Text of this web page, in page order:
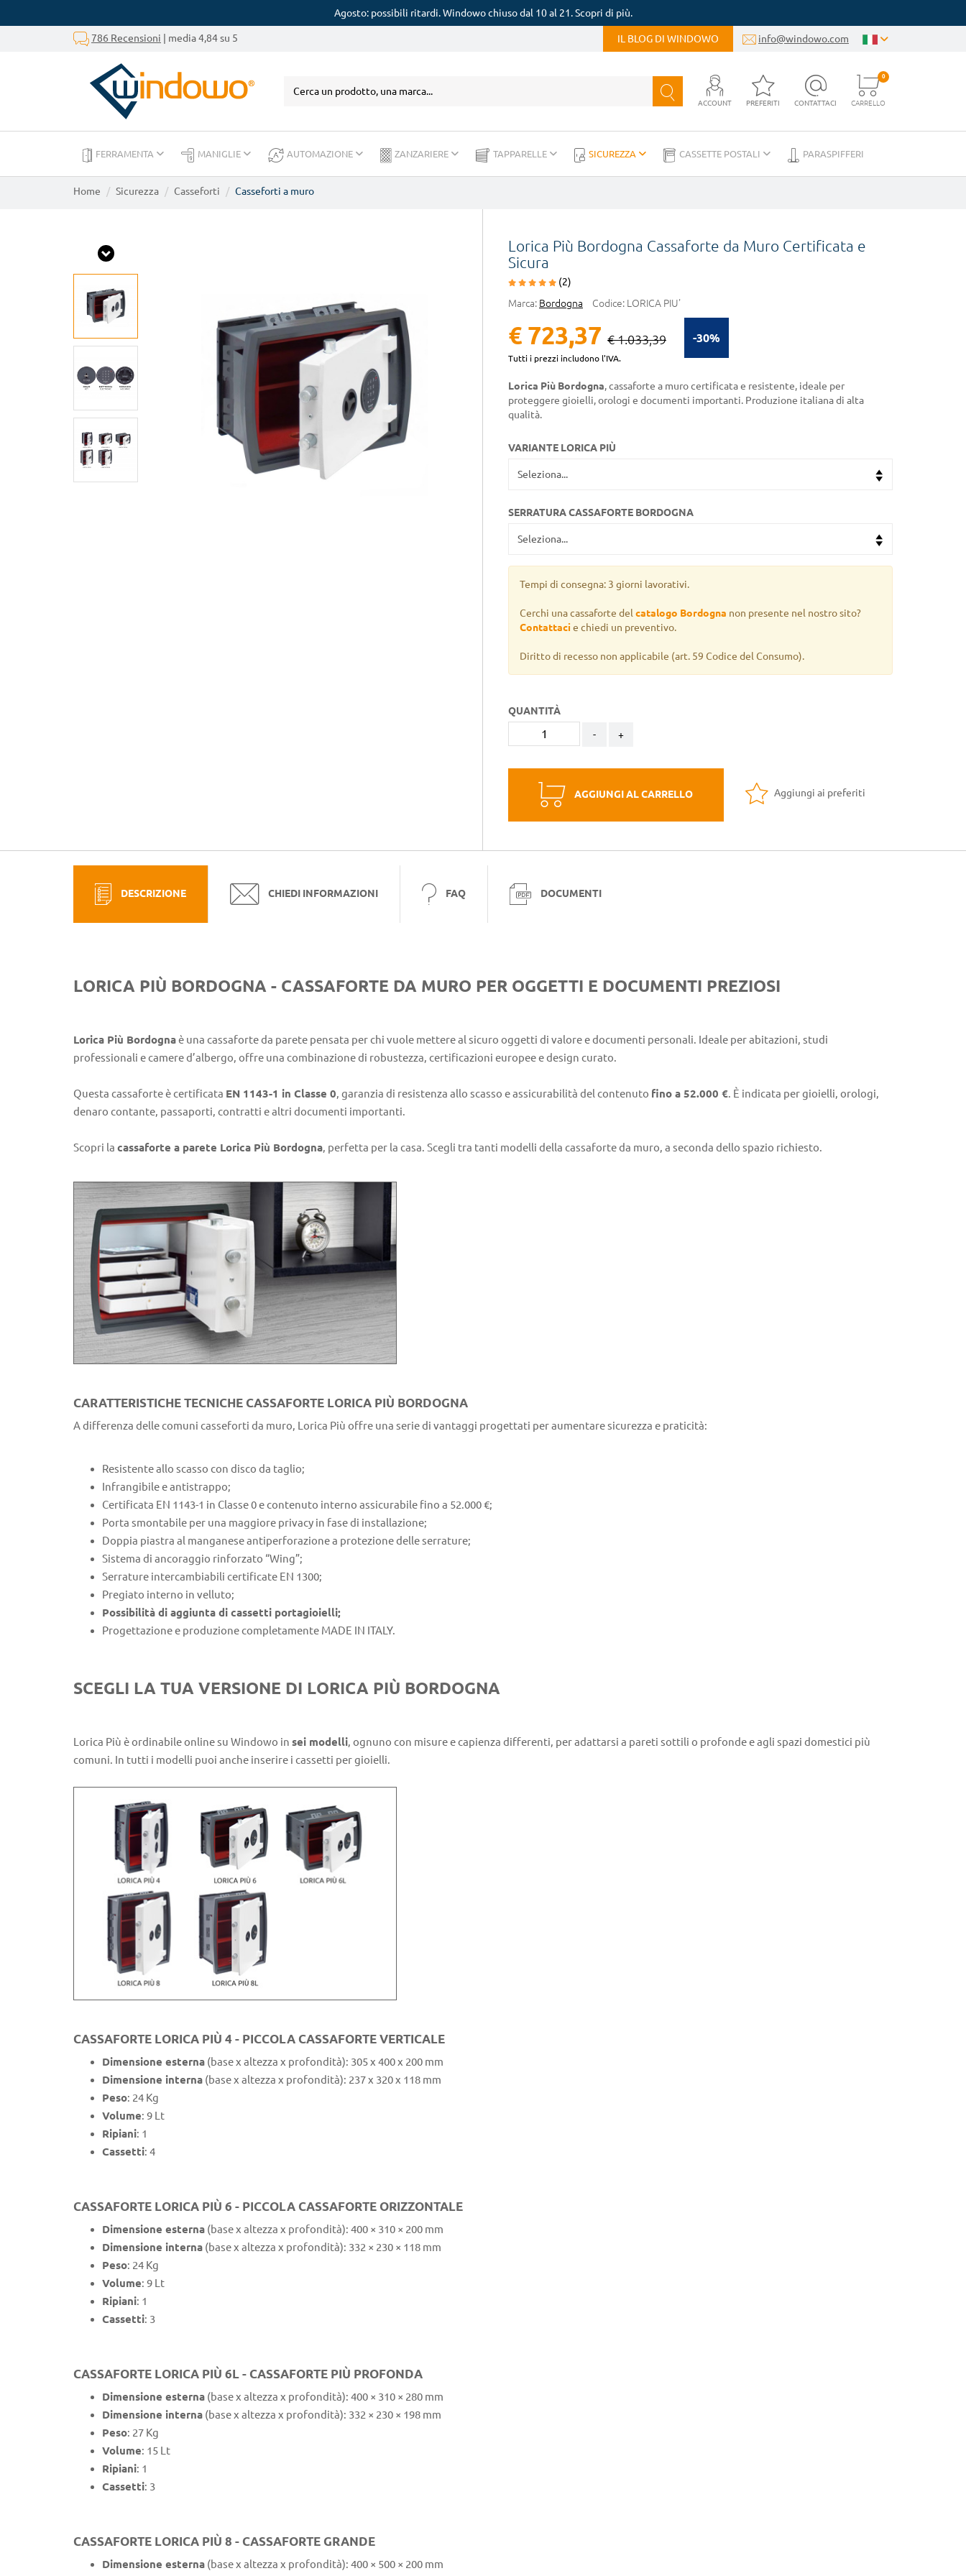
Agosto: possibili ritardi. Windowo chiuso dal 10 al 21. Scopri di più.
786 Recensioni | media 4,84 su 5 IL BLOG DI WINDOWO info@windowo.com
ACCOUNT PREFERITI CONTATTACI CARRELLO
0
FERRAMENTA MANIGLIE AUTOMAZIONE ZANZARIERE TAPPARELLE SICUREZZA CASSETTE POSTALI PARASPIFFERI
Home Sicurezza Casseforti Casseforti a muro
Lorica Più Bordogna Cassaforte da Muro Certificata e
Sicura
(2)
Marca: Bordogna Codice: LORICA PIU'
-30%
€ 723,37 € 1.033,39
Tutti i prezzi includono l'IVA.
Lorica Più Bordogna, cassaforte a muro certificata e resistente, ideale per
proteggere gioielli, orologi e documenti importanti. Produzione italiana di alta
qualità.
VARIANTE LORICA PIÙ
SERRATURA CASSAFORTE BORDOGNA
Tempi di consegna: 3 giorni lavorativi.
Cerchi una cassaforte del catalogo Bordogna non presente nel nostro sito?
Contattacie chiedi un preventivo.
Diritto di recesso non applicabile (art. 59 Codice del Consumo).
QUANTITÀ
- +
AGGIUNGI AL CARRELLO Aggiungi ai preferiti
DESCRIZIONE CHIEDI INFORMAZIONI FAQ DOCUMENTI
LORICA PIÙ BORDOGNA - CASSAFORTE DA MURO PER OGGETTI E DOCUMENTI PREZIOSI
Lorica Più Bordognaè una cassaforte da parete pensata per chi vuole mettere al sicuro oggetti di valore e documenti personali. Ideale per abitazioni, studi
professionali e camere d’albergo, offre una combinazione di robustezza, certificazioni europee e design curato.
Questa cassaforte è certificata EN 1143-1 in Classe 0, garanzia di resistenza allo scasso e assicurabilità del contenuto fino a 52.000 €. È indicata per gioielli, orologi,
denaro contante, passaporti, contratti e altri documenti importanti.
Scopri la cassaforte a parete Lorica Più Bordogna, perfetta per la casa. Scegli tra tanti modelli della cassaforte da muro, a seconda dello spazio richiesto.
CARATTERISTICHE TECNICHE CASSAFORTE LORICA PIÙ BORDOGNA
A differenza delle comuni casseforti da muro, Lorica Più offre una serie di vantaggi progettati per aumentare sicurezza e praticità:
Resistente allo scasso con disco da taglio;
Infrangibile e antistrappo;
Certificata EN 1143-1 in Classe 0 e contenuto interno assicurabile fino a 52.000 €;
Porta smontabile per una maggiore privacy in fase di installazione;
Doppia piastra al manganese antiperforazione a protezione delle serrature;
Sistema di ancoraggio rinforzato “Wing”;
Serrature intercambiabili certificate EN 1300;
Pregiato interno in velluto;
Possibilità di aggiunta di cassetti portagioielli;
Progettazione e produzione completamente MADE IN ITALY.
SCEGLI LA TUA VERSIONE DI LORICA PIÙ BORDOGNA
Lorica Più è ordinabile online su Windowo in sei modelli, ognuno con misure e capienza differenti, per adattarsi a pareti sottili o profonde e agli spazi domestici più
comuni. In tutti i modelli puoi anche inserire i cassetti per gioielli.
CASSAFORTE LORICA PIÙ 4 - PICCOLA CASSAFORTE VERTICALE
Dimensione esterna (base x altezza x profondità): 305 x 400 x 200 mm
Dimensione interna (base x altezza x profondità): 237 x 320 x 118 mm
Peso: 24 Kg
Volume: 9 Lt
Ripiani: 1
Cassetti: 4
CASSAFORTE LORICA PIÙ 6 - PICCOLA CASSAFORTE ORIZZONTALE
Dimensione esterna (base x altezza x profondità): 400 × 310 × 200 mm
Dimensione interna (base x altezza x profondità): 332 × 230 × 118 mm
Peso: 24 Kg
Volume: 9 Lt
Ripiani: 1
Cassetti: 3
CASSAFORTE LORICA PIÙ 6L - CASSAFORTE PIÙ PROFONDA
Dimensione esterna (base x altezza x profondità): 400 × 310 × 280 mm
Dimensione interna (base x altezza x profondità): 332 × 230 × 198 mm
Peso: 27 Kg
Volume: 15 Lt
Ripiani: 1
Cassetti: 3
CASSAFORTE LORICA PIÙ 8 - CASSAFORTE GRANDE
Dimensione esterna (base x altezza x profondità): 400 × 500 × 200 mm